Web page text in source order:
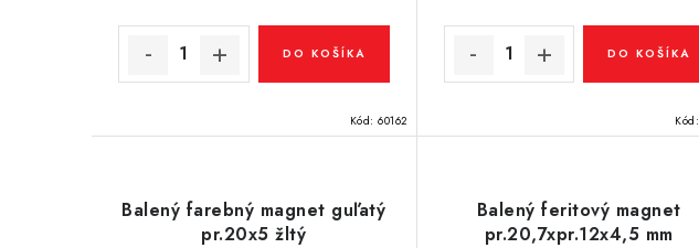
DO KOŠÍKA
Kód: 60162
DO KOŠÍKA
Kód:
Balený farebný magnet guľatý
pr.20x5 žltý
Balený feritový magnet
pr.20,7xpr.12x4,5 mm